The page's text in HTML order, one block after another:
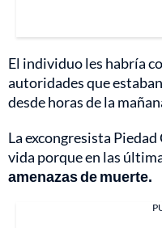
El individuo les habría
autoridades que
desde horas de la
La excongresista
vida porque en las
amenazas de muerte.